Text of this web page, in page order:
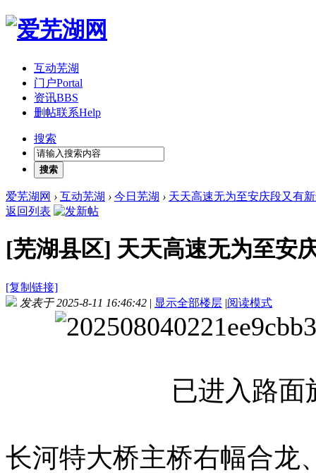
互动芜湖
门户Portal
资讯BBS
删帖联系Help
搜索
搜索
爱芜湖网 › 互动芜湖 › 今日芜湖 › 天天高速无为至安庆段又有
返回列表
[芜湖县区] 天天高速无为至安
[复制链接]
发表于 2025-8-11 16:46:42 | 显示全部楼层 |阅读模式
已进入路面
长河特大桥主桥右幅合